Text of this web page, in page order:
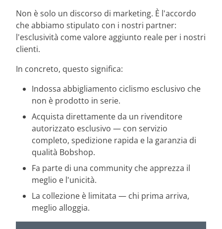
Non è solo un discorso di marketing. È l'accordo
che abbiamo stipulato con i nostri partner:
l'esclusività come valore aggiunto reale per i nostri
clienti.
In concreto, questo significa:
Indossa abbigliamento ciclismo esclusivo che
non è prodotto in serie.
Acquista direttamente da un rivenditore
autorizzato esclusivo — con servizio
completo, spedizione rapida e la garanzia di
qualità Bobshop.
Fa parte di una community che apprezza il
meglio e l'unicità.
La collezione è limitata — chi prima arriva,
meglio alloggia.